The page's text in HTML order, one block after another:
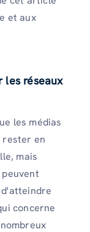
et aux
les réseaux
les médias
rester en
mais
concerne